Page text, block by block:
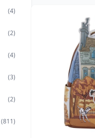
(7)
(4)
(2)
(4)
(3)
(2)
(811)